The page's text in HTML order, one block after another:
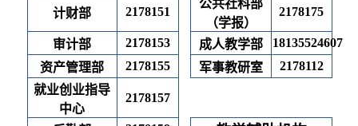
计财部 2178151
公共社科部
（学报）
2178175
审计部 2178153 成人教学部
18135524607
资产管理部
2178155 军事教研室
2178112
就业创业指导
中心
2178157